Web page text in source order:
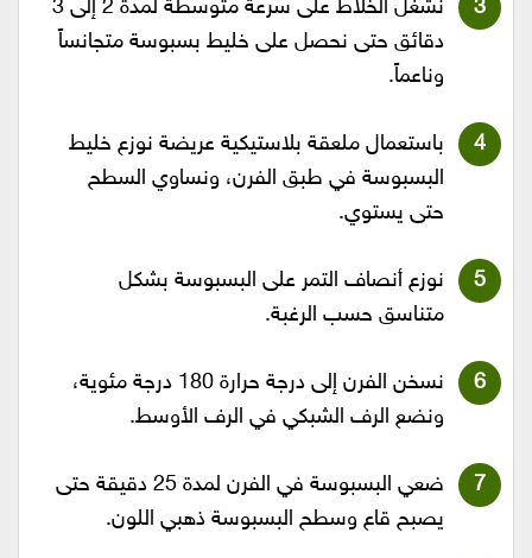
نشغل الخلاط على سرعة متوسطة لمدة 2 إلى 3
دقائق حتى نحصل على خليط بسبوسة متجانساً
وناعماً.
باستعمال ملعقة بلاستيكية عريضة نوزع خليط
البسبوسة في طبق الفرن، ونساوي السطح
حتى يستوي.
نوزع أنصاف التمر على البسبوسة بشكل
متناسق حسب الرغبة.
نسخن الفرن إلى درجة حرارة 180 درجة مئوية،
ونضع الرف الشبكي في الرف الأوسط.
ضعي البسبوسة في الفرن لمدة 25 دقيقة حتى
يصبح قاع وسطح البسبوسة ذهبي اللون.